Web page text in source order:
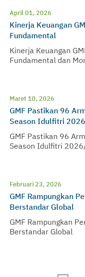
April 01, 2026
Kinerja Keuangan
Fundamental
Kinerja Keuangan
Fundamental dan
Maret 10, 2026
GMF Pastikan 96
Season Idulfitri 2026
GMF Pastikan 96
Season Idulfitri
Februari 23, 2026
GMF Rampungkan
Berstandar Global
GMF Rampungkan
Berstandar Global